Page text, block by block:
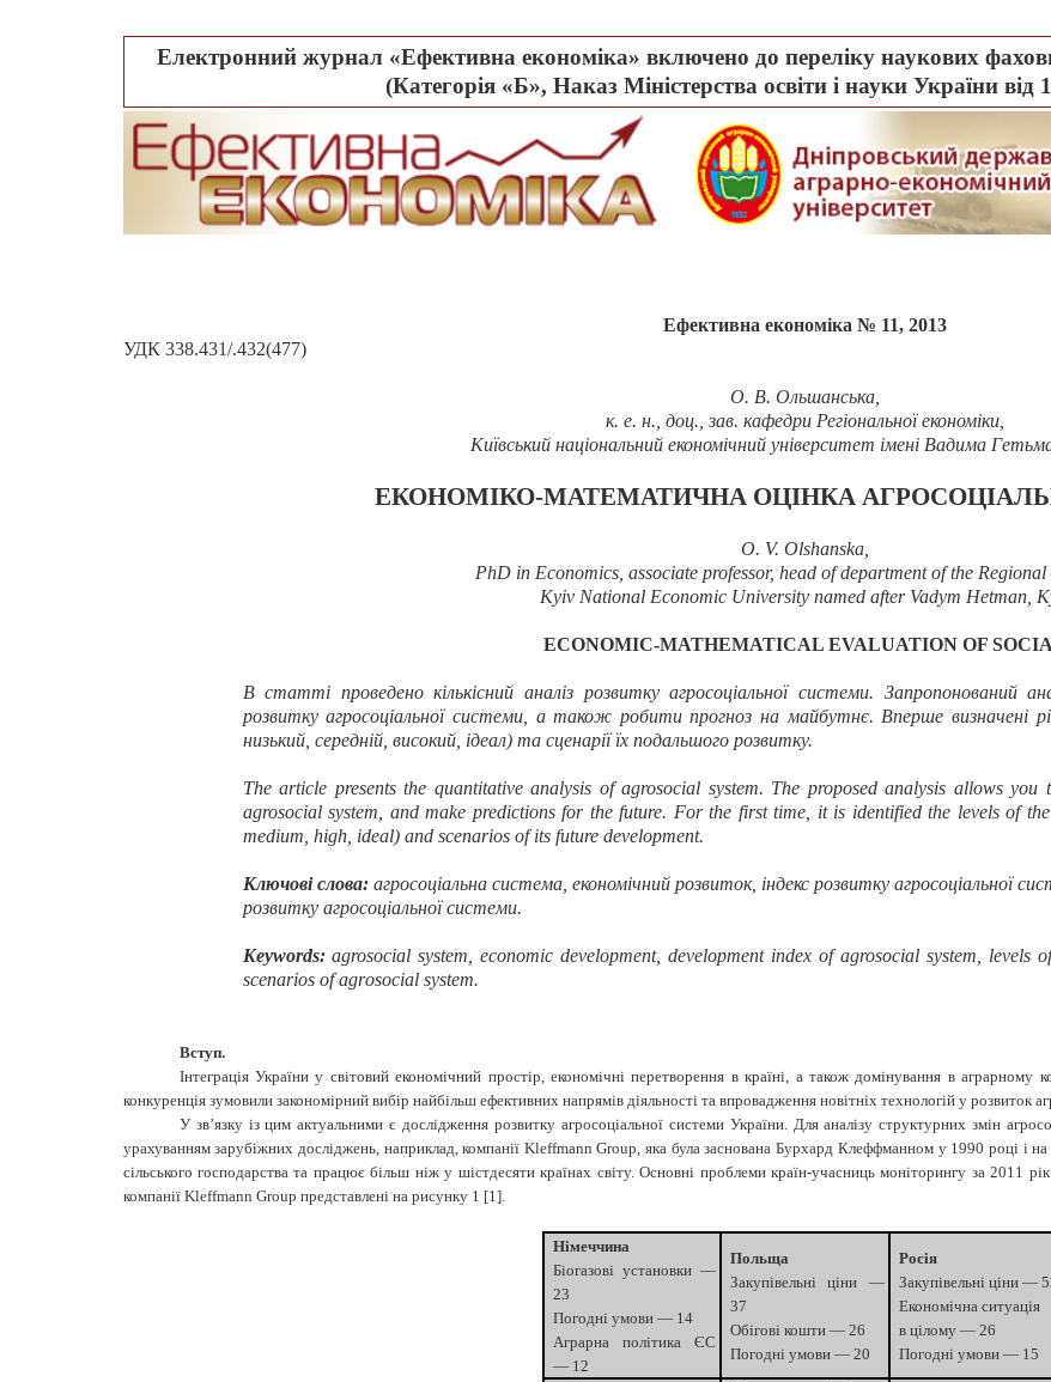
Електронний журнал «Ефективна економіка» включено до переліку наукових
(Категорія «Б», Наказ Міністерства освіти і науки України
Ефективна економіка № 11, 2013
УДК 338.431/.432(477)
О. В. Ольшанська,
к. е. н., доц., зав. кафедри Регіональної економіки,
Київський національний економічний університет імені Вадима
ЕКОНОМІКО-МАТЕМАТИЧНА ОЦІНКА
O. V. Olshanska,
PhD in Economics, associate professor, head ofdepartment of the Regional
Kyiv National Economic University named after Vadym Hetman,
ECONOMIC-MATHEMATICAL EVALUATION OF
В статті проведено кількісний аналіз розвитку агросоціальної системи.
розвитку агросоціальної системи, а також робити прогноз на майбутнє. Вперше визначені
низький, середній, високий, ідеал) та сценарії їх подальшого розвитку.
The article presents the quantitative analysis of agrosocial system. The proposed analysis allows
agrosocial system, and make predictions for the future. For the first time, it is identified the levels of
medium, high, ideal) and scenarios of its future development.
Ключові слова: агросоціальна система, економічний розвиток, індекс розвитку агросоціальної
розвитку агросоціальної системи.
Keywords:agrosocial system, economic development, development indexofagrosocialsystem, levels
scenarios of agrosocial system.
Вступ.
Інтеграція України у світовий економічний простір, економічні перетворення в країні, а також домінування в
конкуренція зумовили закономірний вибір найбільш ефективних напрямів діяльності та впровадження новітніх технологій у розвиток
У зв’язку із цим актуальними є дослідження розвитку агросоціальної системи України. Для аналізу структурних змін
урахуванням зарубіжних досліджень, наприклад, компанії Kleffmann Group, яка була заснована Бурхард Клеффманном у 1990 році і
сільського господарства та працює більш ніж у шістдесяти країнах світу. Основні проблеми країн-учасниць моніторингу за 2011
компанії Kleffmann Group представлені на рисунку1 [1].
Німеччина
Біогазові установки —
23
Погодні умови — 14
Аграрна політика ЄС
— 12
Польща
Закупівельні ціни —
37
Обігові кошти — 26
Погодні умови — 20
Росія
Закупівельні ціни —
Економічна ситуація
в цілому — 26
Погодні умови — 15